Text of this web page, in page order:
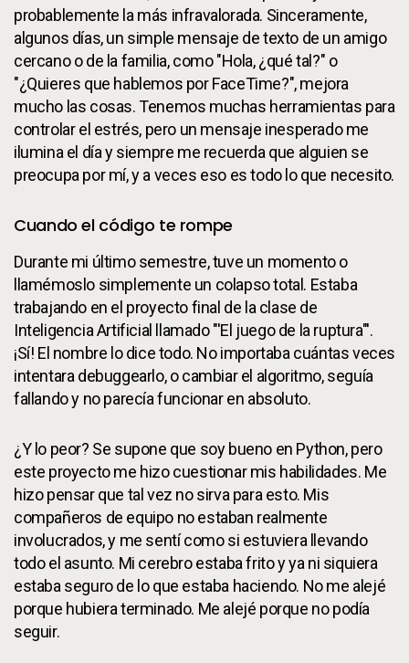
probablemente la más infravalorada. Sinceramente,
algunos días, un simple mensaje de texto de un amigo
cercano o de la familia, como "Hola, ¿qué tal?" o
"¿Quieres que hablemos por FaceTime?", mejora
mucho las cosas. Tenemos muchas herramientas para
controlar el estrés, pero un mensaje inesperado me
ilumina el día y siempre me recuerda que alguien se
preocupa por mí, y a veces eso es todo lo que necesito.
Cuando el código te rompe
Durante mi último semestre, tuve un momento o
llamémoslo simplemente un colapso total. Estaba
trabajando en el proyecto final de la clase de
Inteligencia Artificial llamado "'El juego de la ruptura"'.
¡Sí! El nombre lo dice todo. No importaba cuántas veces
intentara debuggearlo, o cambiar el algoritmo, seguía
fallando y no parecía funcionar en absoluto.
¿Y lo peor? Se supone que soy bueno en Python, pero
este proyecto me hizo cuestionar mis habilidades. Me
hizo pensar que tal vez no sirva para esto. Mis
compañeros de equipo no estaban realmente
involucrados, y me sentí como si estuviera llevando
todo el asunto. Mi cerebro estaba frito y ya ni siquiera
estaba seguro de lo que estaba haciendo. No me alejé
porque hubiera terminado. Me alejé porque no podía
seguir.